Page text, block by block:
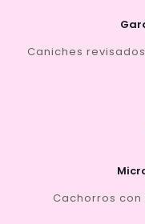
Caniches
Cachorros